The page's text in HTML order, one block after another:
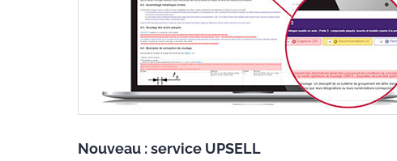
Nouveau : service UPSELL